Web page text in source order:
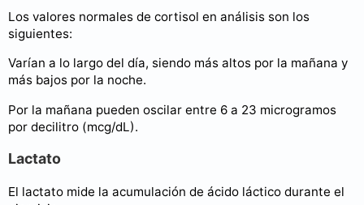
Los valores normales de cortisol en análisis son los
siguientes:
Varían a lo largo del día, siendo más altos por la mañana y
más bajos por la noche.
Por la mañana pueden oscilar entre 6 a 23 microgramos
por decilitro (mcg/dL).
Lactato
El lactato mide la acumulación de ácido láctico durante el